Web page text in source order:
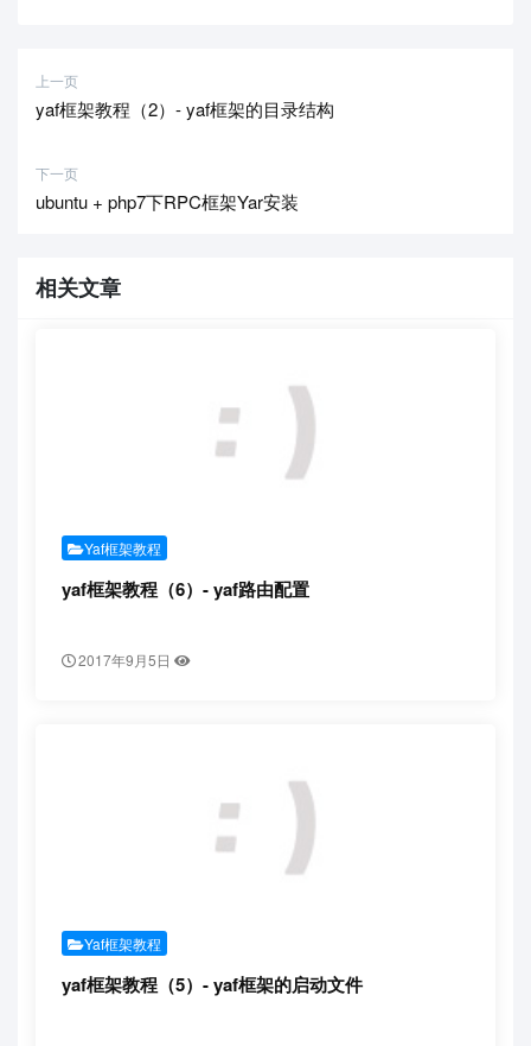
上一页
yaf框架教程（2）- yaf框架的目录结构
下一页
ubuntu + php7下RPC框架Yar安装
相关文章
Yaf框架教程
yaf框架教程（6）- yaf路由配置
2017年9月5日
Yaf框架教程
yaf框架教程（5）- yaf框架的启动文件